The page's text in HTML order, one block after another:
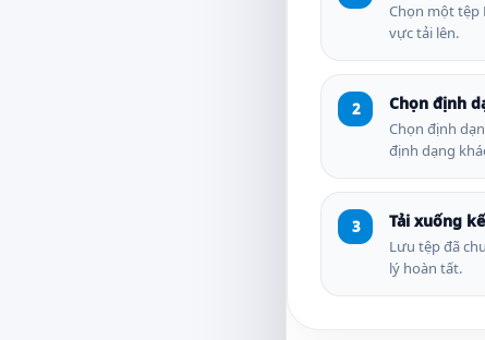
Chọn một tệp
vực tải lên.
Chọn định
Chọn định
định dạng
Tải xuống
Lưu tệp đã
lý hoàn tất.